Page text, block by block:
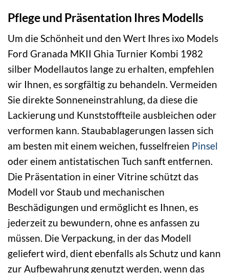
Pflege und Präsentation Ihres Modells
Um die Schönheit und den Wert Ihres ixo Models
Ford Granada MKII Ghia Turnier Kombi 1982
silber Modellautos lange zu erhalten, empfehlen
wir Ihnen, es sorgfältig zu behandeln. Vermeiden
Sie direkte Sonneneinstrahlung, da diese die
Lackierung und Kunststoffteile ausbleichen oder
verformen kann. Staubablagerungen lassen sich
am besten mit einem weichen, fusselfreien Pinsel
oder einem antistatischen Tuch sanft entfernen.
Die Präsentation in einer Vitrine schützt das
Modell vor Staub und mechanischen
Beschädigungen und ermöglicht es Ihnen, es
jederzeit zu bewundern, ohne es anfassen zu
müssen. Die Verpackung, in der das Modell
geliefert wird, dient ebenfalls als Schutz und kann
zur Aufbewahrung genutzt werden, wenn das